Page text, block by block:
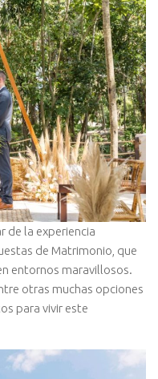
de la experiencia
de Matrimonio, que
entornos maravillosos.
otras muchas opciones
para vivir este